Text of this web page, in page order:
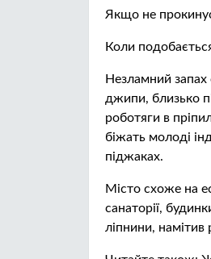
Якщо не
Коли
Незламний запах
джипи, близько
роботяги в
біжать молоді
піджаках.
Місто схоже на
санаторії,
ліпнини, намітив